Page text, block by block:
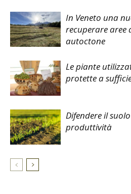
In Veneto una
recuperare aree
autoctone
Le piante
protette a
Difendere il
produttività